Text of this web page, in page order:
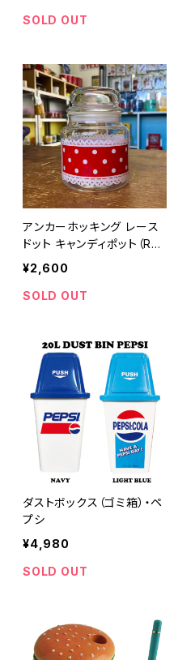
SOLD OUT
アンカーホッキング レース
ドット キャンディポット（RD
C-001）
¥2,600
SOLD OUT
ダストボックス（ゴミ箱）・ペ
プシ
¥4,980
SOLD OUT